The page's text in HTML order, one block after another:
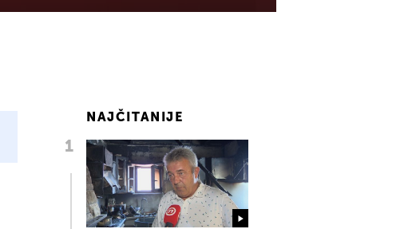
NAJČITANIJE